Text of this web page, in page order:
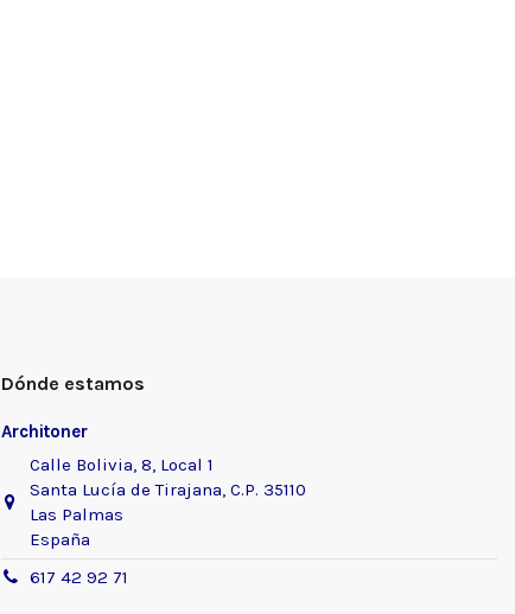
Dónde estamos
Architoner
Calle Bolivia, 8, Local 1
Santa Lucía de Tirajana, C.P. 35110
Las Palmas
España
617 42 92 71